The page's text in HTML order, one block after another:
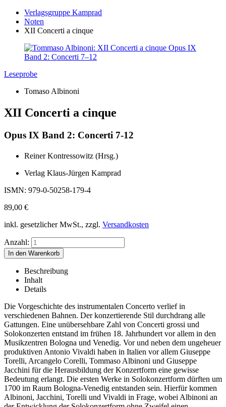
Verlagsgruppe Kamprad
Noten
XII Concerti a cinque
Leseprobe
Tomaso Albinoni
XII Concerti a cinque
Opus IX Band 2: Concerti 7-12
Reiner Kontressowitz (Hrsg.)
Verlag Klaus-Jürgen Kamprad
ISMN: 979-0-50258-179-4
89,00 €
inkl. gesetzlicher MwSt., zzgl. Versandkosten
Anzahl:
Beschreibung
Inhalt
Details
Die Vorgeschichte des instrumentalen Concerto verlief in
verschiedenen Bahnen. Der konzertierende Stil durchdrang alle
Gattungen. Eine unübersehbare Zahl von Concerti grossi und
Solokonzerten entstand im frühen 18. Jahrhundert vor allem in den
Musikzentren Bologna und Venedig. Vor und neben dem ungeheuer
produktiven Antonio Vivaldi haben in Italien vor allem Giuseppe
Torelli, Arcangelo Corelli, Tommaso Albinoni und Giuseppe
Jacchini für die Herausbildung der Konzertform eine gewisse
Bedeutung erlangt. Die ersten Werke in Solokonzertform dürften um
1700 im Raum Bologna-Venedig entstanden sein. Hierfür kommen
Albinoni, Jacchini, Torelli und Vivaldi in Frage, wobei Albinoni an